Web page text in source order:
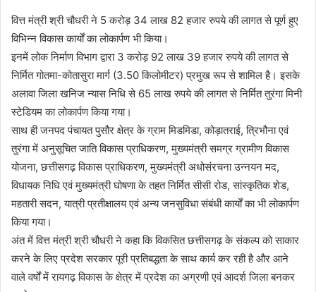
वित्त मंत्री श्री चौधरी ने 5 करोड़ 34 लाख 82 हजार रुपये की लागत से पूर्ण हुए
विभिन्न विकास कार्यों का लोकार्पण भी किया।
इनमें लोक निर्माण विभाग द्वारा 3 करोड़ 92 लाख 39 हजार रुपये की लागत से
निर्मित गोतमा-कोतासुरा मार्ग (3.50 किलोमीटर) प्रमुख रूप से शामिल है। इसके
अलावा जिला खनिज न्यास निधि से 65 लाख रुपये की लागत से निर्मित तुरंगा मिनी
स्टेडियम का लोकार्पण किया गया।
साथ ही जनपद पंचायत पुसौर क्षेत्र के ग्राम मिडमिडा, कोड़ातराई, त्रिभौना एवं
तुरंगा में अनुसूचित जाति विकास प्राधिकरण, मुख्यमंत्री समग्र ग्रामीण विकास
योजना, छत्तीसगढ़ विकास प्राधिकरण, मुख्यमंत्री अधोसंरचना उन्नयन मद,
विधायक निधि एवं मुख्यमंत्री घोषणा के तहत निर्मित सीसी रोड, सांस्कृतिक शेड,
महतारी सदन, यात्री प्रतीक्षालय एवं अन्य जनसुविधा संबंधी कार्यों का भी लोकार्पण
किया गया।
अंत में वित्त मंत्री श्री चौधरी ने कहा कि विकसित छत्तीसगढ़ के संकल्प को साकार
करने के लिए प्रदेश सरकार पूरी प्रतिबद्धता के साथ कार्य कर रही है और आने
वाले वर्षों में रायगढ़ विकास के क्षेत्र में प्रदेश का अग्रणी एवं आदर्श जिला बनकर